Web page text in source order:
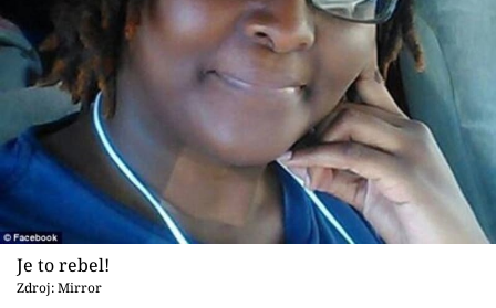
Je to rebel!
Zdroj: Mirror